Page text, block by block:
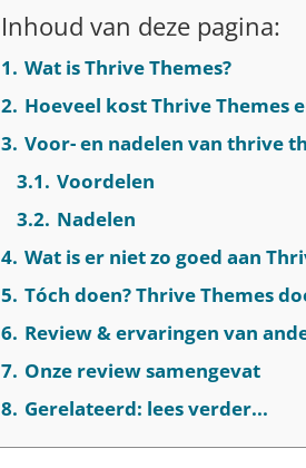
Inhoud van deze pagina:
1. Wat is Thrive Themes?
2. Hoeveel kost Thrive Themes
3. Voor- en nadelen van thrive
3.1. Voordelen
3.2. Nadelen
4. Wat is er niet zo goed aan
5. Tóch doen? Thrive Themes
6. Review & ervaringen van
7. Onze review samengevat
8. Gerelateerd: lees verder...